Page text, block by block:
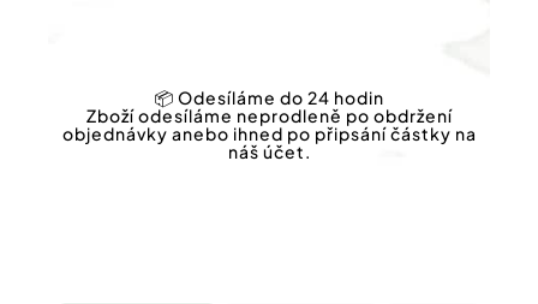
📦 Odesíláme do 24 hodin
Zboží odesíláme neprodleně po obdržení
objednávky anebo ihned po připsání částky na
náš účet.